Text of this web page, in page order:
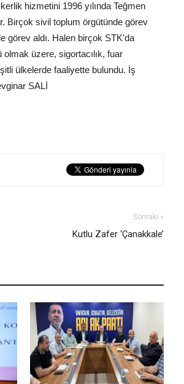
hizmetini 1996 yılında Teğmen
Birçok sivil toplum örgütünde görev
görev aldı. Halen birçok STK'da
üzere, sigortacılık, fuar
ülkelerde faaliyette bulundu. İş
SALİ
Sonraki »
Kutlu Zafer ‘Çanakkale’